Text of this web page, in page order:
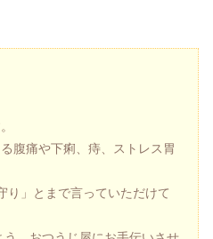
腹痛や下痢、痔、ストレス胃
り」とまで言っていただけて